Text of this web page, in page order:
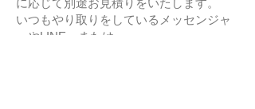
に応じて別途お見積りをいたします。
いつもやり取りをしているメッセンジャ
ーやLINE、または